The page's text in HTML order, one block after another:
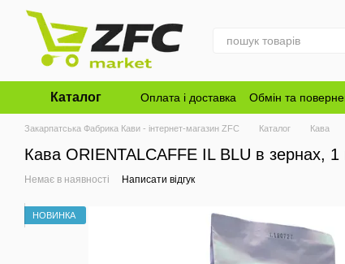
Перейти до основного контенту
Каталог Оплата і доставка Обмін та
Закарпатська Фабрика Кави - інтернет-магазин ZFC Каталог Кава
Кава ORIENTALCAFFE IL BLU в зернах, 1
Немає в наявності Написати відгук
НОВИНКА